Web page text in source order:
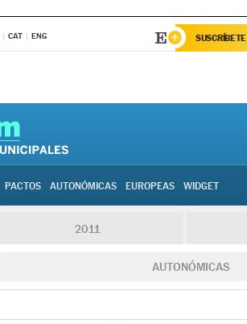
CAT ENG SUSCRÍBETE
PACTOS AUTONÓMICAS EUROPEAS WIDGET
2011
AUTONÓMICAS